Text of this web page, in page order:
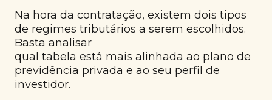
Na hora da contratação, existem dois tipos
de regimes tributários a serem escolhidos.
Basta analisar
qual tabela está mais alinhada ao plano de
previdência privada e ao seu perfil de
investidor.